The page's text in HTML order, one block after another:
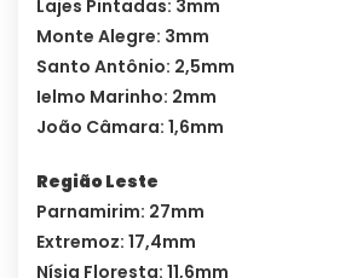
Lajes Pintadas: 3mm
Monte Alegre: 3mm
Santo Antônio: 2,5mm
Ielmo Marinho: 2mm
João Câmara: 1,6mm
Região Leste
Parnamirim: 27mm
Extremoz: 17,4mm
Nísia Floresta: 11,6mm